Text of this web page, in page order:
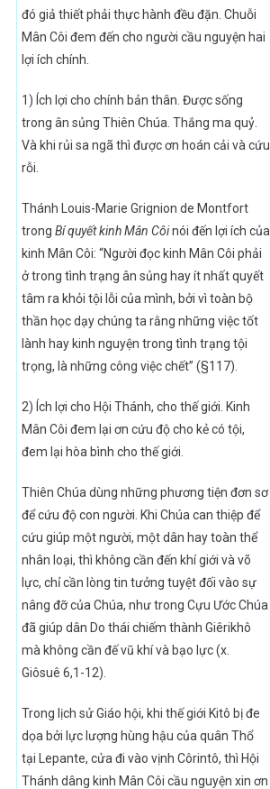
đó giả thiết phải thực hành đều đặn. Chuỗi
Mân Côi đem đến cho người cầu nguyện hai
lợi ích chính.
1) Ích lợi cho chính bản thân. Được sống
trong ân sủng Thiên Chúa. Thắng ma quỷ.
Và khi rủi sa ngã thì được ơn hoán cải và cứu
rỗi.
Thánh Louis-Marie Grignion de Montfort
trong Bí quyết kinh Mân Côinói đến lợi ích của
kinh Mân Côi: “Người đọc kinh Mân Côi phải
ở trong tình trạng ân sủng hay ít nhất quyết
tâm ra khỏi tội lỗi của mình, bởi vì toàn bộ
thần học dạy chúng ta rằng những việc tốt
lành hay kinh nguyện trong tình trạng tội
trọng, là những công việc chết” (§117).
2) Ích lợi cho Hội Thánh, cho thế giới. Kinh
Mân Côi đem lại ơn cứu độ cho kẻ có tội,
đem lại hòa bình cho thế giới.
Thiên Chúa dùng những phương tiện đơn sơ
để cứu độ con người. Khi Chúa can thiệp để
cứu giúp một người, một dân hay toàn thể
nhân loại, thì không cần đến khí giới và võ
lực, chỉ cần lòng tin tưởng tuyệt đối vào sự
nâng đỡ của Chúa, như trong Cựu Ước Chúa
đã giúp dân Do thái chiếm thành Giêrikhô
mà không cần đế vũ khí và bạo lực (x.
Giôsuê 6,1-12).
Trong lịch sử Giáo hội, khi thế giới Kitô bị đe
dọa bởi lực lượng hùng hậu của quân Thổ
tại Lepante, cửa đi vào vịnh Côrintô, thì Hội
Thánh dâng kinh Mân Côi cầu nguyện xin ơn